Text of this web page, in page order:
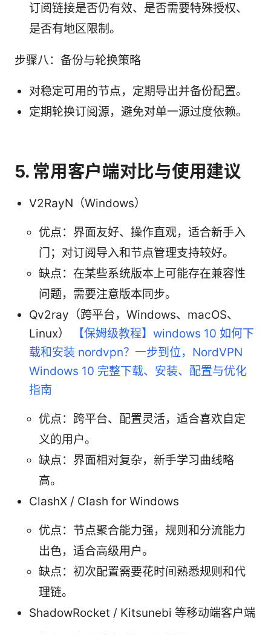
订阅链接是否仍有效、是否需要特殊授权、
是否有地区限制。
步骤八：备份与轮换策略
对稳定可用的节点，定期导出并备份配置。
定期轮换订阅源，避免对单一源过度依赖。
5. 常用客户端对比与使用建议
V2RayN（Windows）
优点：界面友好、操作直观，适合新手入
门；对订阅导入和节点管理支持较好。
缺点：在某些系统版本上可能存在兼容性
问题，需要注意版本同步。
Qv2ray（跨平台，Windows、macOS、
Linux）
【保姆级教程】windows 10 如何下
载和安装 nordvpn？一步到位，NordVPN
Windows 10 完整下载、安装、配置与优化
指南
优点：跨平台、配置灵活，适合喜欢自定
义的用户。
缺点：界面相对复杂，新手学习曲线略
高。
ClashX / Clash for Windows
优点：节点聚合能力强，规则和分流能力
出色，适合高级用户。
缺点：初次配置需要花时间熟悉规则和代
理链。
ShadowRocket / Kitsunebi 等移动端客户端